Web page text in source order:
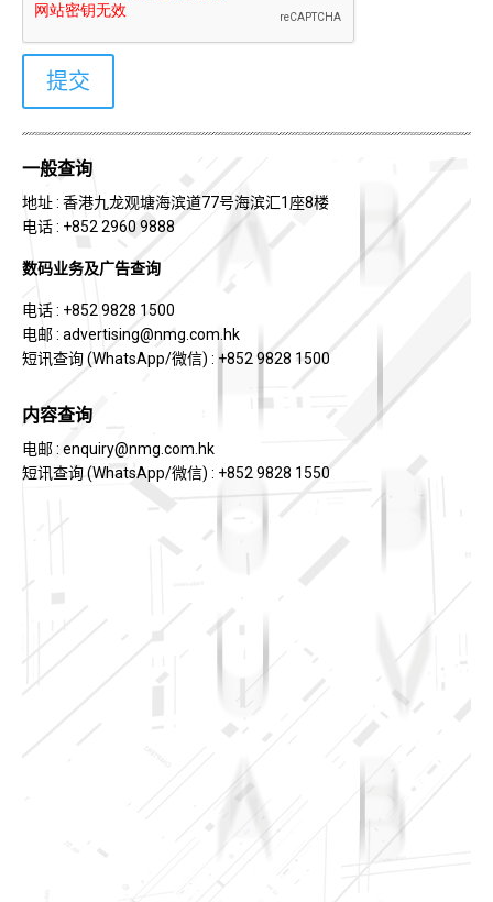
一般查询
地址 : 香港九龙观塘海滨道77号海滨汇1座8楼
电话 : +852 2960 9888
数码业务及广告查询
电话 : +852 9828 1500
电邮 : advertising@nmg.com.hk
短讯查询 (WhatsApp/微信) : +852 9828 1500
内容查询
电邮 : enquiry@nmg.com.hk
短讯查询 (WhatsApp/微信) : +852 9828 1550